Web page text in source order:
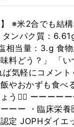
】 ※米2合でも結
ンパク質：
相当量：3.g 食
料どう？」 「い
気軽にコメン
やおかずも食べ
う🙆‍♂️ ーーーー
ーー ・臨床栄養
定 JOPHダイエ